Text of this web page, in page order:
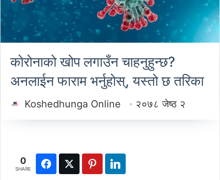
कोरोनाको खोप लगाउँन चाहनुहुन्छ?
अनलाईन फाराम भर्नुहोस्, यस्तो छ तरिका
Koshedhunga Online २०७८ जेष्ठ २
0
SHARE